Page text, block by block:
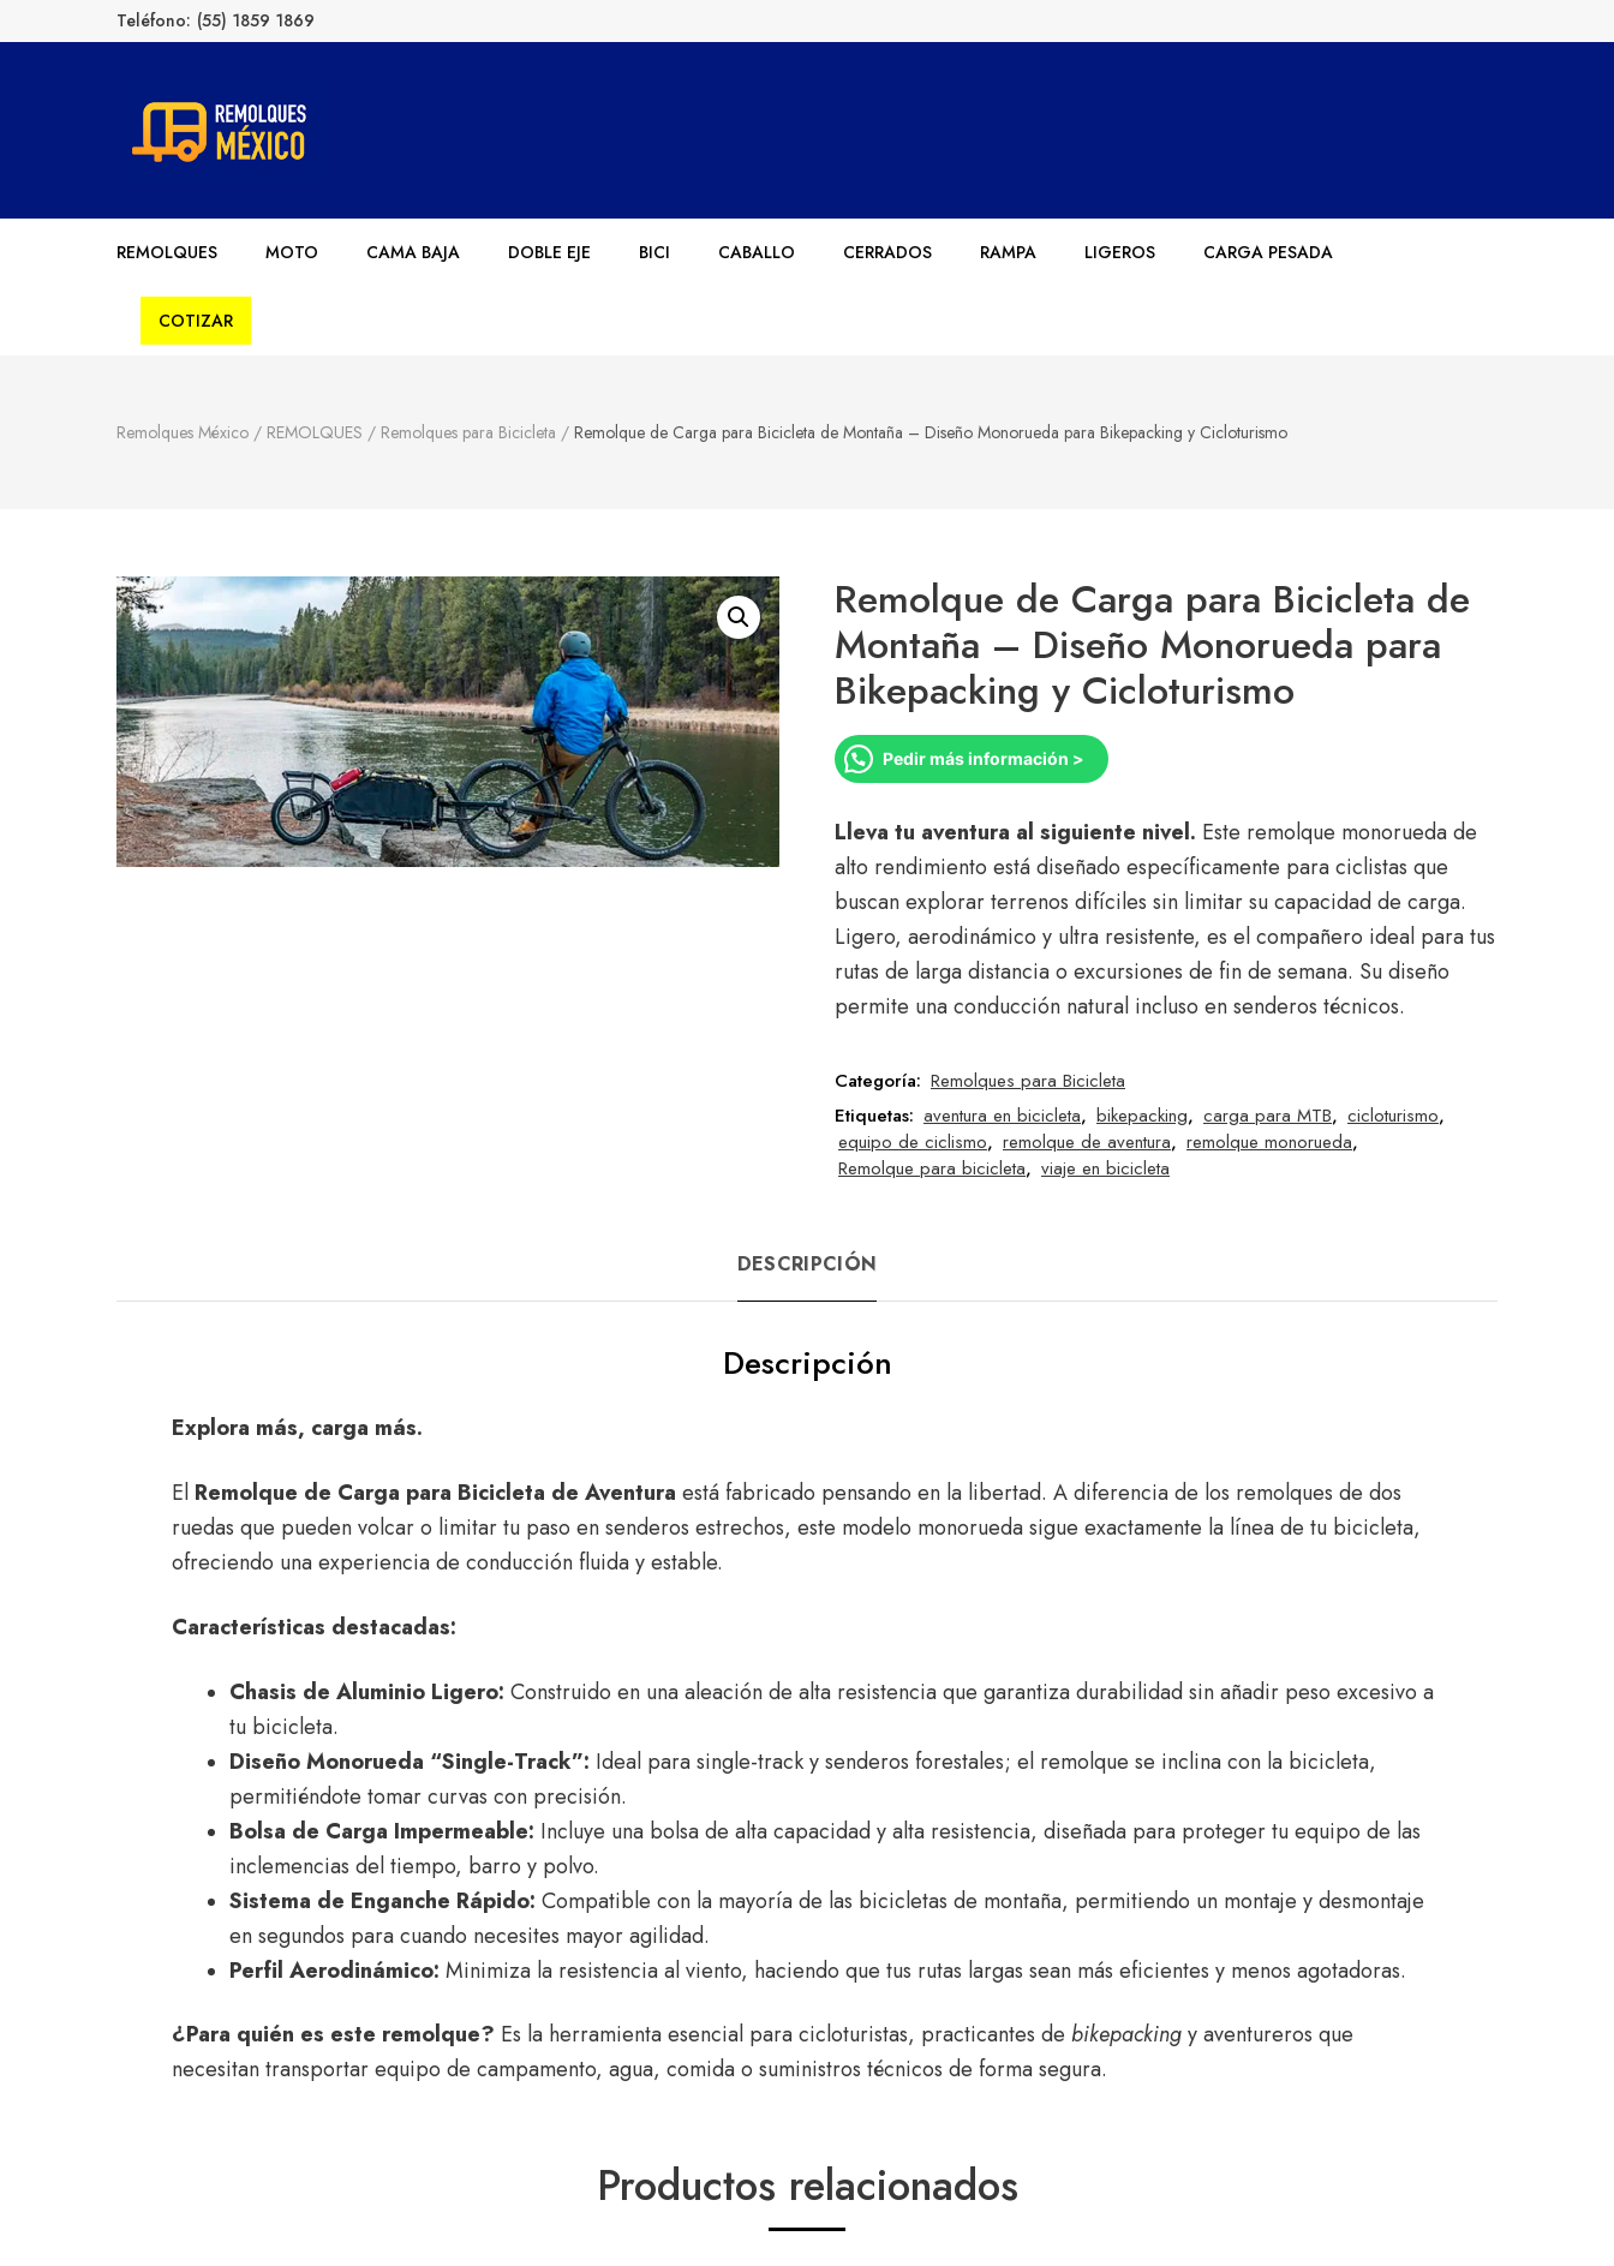
Teléfono: (55) 1859 1869
Remolques México
REMOLQUES MOTO CAMA BAJA DOBLE EJE BICI CABALLO CERRADOS RAMPA LIGEROS CARGA PESADA
COTIZAR
Remolques México / REMOLQUES / Remolques para Bicicleta / Remolque de Carga para Bicicleta de Montaña – Diseño Monorueda para Bikepacking y Cicloturismo
Remolque de Carga para Bicicleta de
Montaña – Diseño Monorueda para
Bikepacking y Cicloturismo
Pedir más información >
Lleva tu aventura al siguiente nivel. Este remolque monorueda de
alto rendimiento está diseñado específicamente para ciclistas que
buscan explorar terrenos difíciles sin limitar su capacidad de carga.
Ligero, aerodinámico y ultra resistente, es el compañero ideal para tus
rutas de larga distancia o excursiones de fin de semana. Su diseño
permite una conducción natural incluso en senderos técnicos.
Categoría: Remolques para Bicicleta
Etiquetas: aventura en bicicleta, bikepacking, carga para MTB, cicloturismo,
equipo de ciclismo, remolque de aventura, remolque monorueda,
Remolque para bicicleta, viaje en bicicleta
DESCRIPCIÓN
Descripción
Explora más, carga más.
El Remolque de Carga para Bicicleta de Aventura está fabricado pensando en la libertad. A diferencia de los remolques de dos
ruedas que pueden volcar o limitar tu paso en senderos estrechos, este modelo monorueda sigue exactamente la línea de tu bicicleta,
ofreciendo una experiencia de conducción fluida y estable.
Características destacadas:
Chasis de Aluminio Ligero: Construido en una aleación de alta resistencia que garantiza durabilidad sin añadir peso excesivo a
tu bicicleta.
Diseño Monorueda “Single-Track”: Ideal para single-track y senderos forestales; el remolque se inclina con la bicicleta,
permitiéndote tomar curvas con precisión.
Bolsa de Carga Impermeable: Incluye una bolsa de alta capacidad y alta resistencia, diseñada para proteger tu equipo de las
inclemencias del tiempo, barro y polvo.
Sistema de Enganche Rápido: Compatible con la mayoría de las bicicletas de montaña, permitiendo un montaje y desmontaje
en segundos para cuando necesites mayor agilidad.
Perfil Aerodinámico: Minimiza la resistencia al viento, haciendo que tus rutas largas sean más eficientes y menos agotadoras.
¿Para quién es este remolque? Es la herramienta esencial para cicloturistas, practicantes de bikepackingy aventureros que
necesitan transportar equipo de campamento, agua, comida o suministros técnicos de forma segura.
Productos relacionados